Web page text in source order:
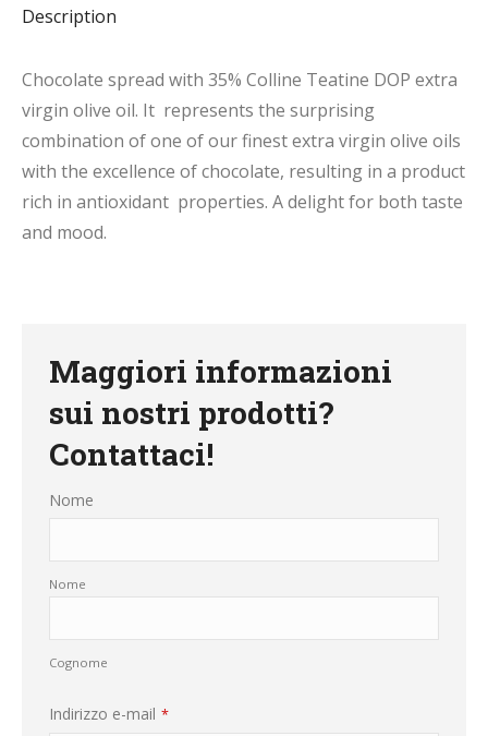
Description
Chocolate spread with 35% Colline Teatine DOP extra
virgin olive oil. It represents the surprising
combination of one of our finest extra virgin olive oils
with the excellence of chocolate, resulting in a product
rich in antioxidant properties. A delight for both taste
and mood.
Maggiori informazioni
sui nostri prodotti?
Contattaci!
Nome
Nome
Cognome
Indirizzo e-mail *